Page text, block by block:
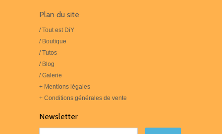
Plan du site
/ Tout est DiY
/ Boutique
/ Tutos
/ Blog
/ Galerie
+ Mentions légales
+ Conditions générales de vente
Newsletter